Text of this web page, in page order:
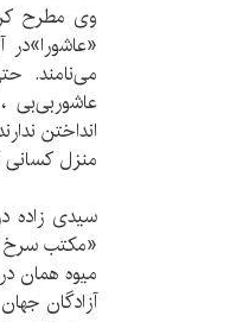
وی مطرح
می‌نامند.
عاشوربی‌بی
انداختن
منزل کسانی
سیدی زاده
«مکتب سرخ
میوه همان
آزادگان